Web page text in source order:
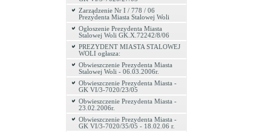
Zarządzenie Nr I / 778 / 06
Prezydenta Miasta Stalowej Woli
Ogłoszenie Prezydenta Miasta
Stalowej Woli GK.X.72242/8/06
PREZYDENT MIASTA STALOWEJ
WOLI ogłasza:
Obwieszczenie Prezydenta Miasta
Stalowej Woli - 06.03.2006r.
Obwieszczenie Prezydenta Miasta -
GK VI/3-7020/23/05
Obwieszczenie Prezydenta Miasta -
23.02.2006r.
Obwieszczenie Prezydenta Miasta -
GK VI/3-7020/35/05 - 18.02.06 r.